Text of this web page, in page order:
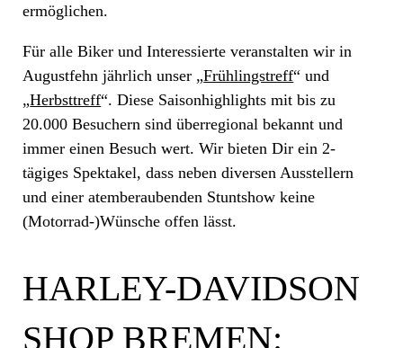
ermöglichen.
Für alle Biker und Interessierte veranstalten wir in
Augustfehn jährlich unser „Frühlingstreff“ und
„Herbsttreff“. Diese Saisonhighlights mit bis zu
20.000 Besuchern sind überregional bekannt und
immer einen Besuch wert. Wir bieten Dir ein 2-
tägiges Spektakel, dass neben diversen Ausstellern
und einer atemberaubenden Stuntshow keine
(Motorrad-)Wünsche offen lässt.
HARLEY-DAVIDSON
SHOP BREMEN: